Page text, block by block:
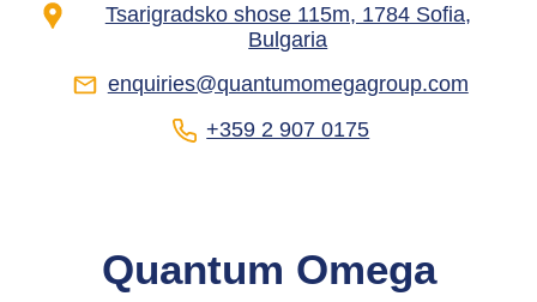
Tsarigradsko shose 115m, 1784 Sofia,
Bulgaria
enquiries@quantumomegagroup.com
+359 2 907 0175
Quantum Omega